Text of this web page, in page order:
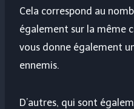
Cela correspond au
également sur la même
vous donne également
ennemis.
D’autres, qui sont